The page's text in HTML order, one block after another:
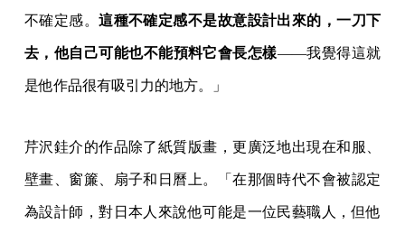
不確定感。這種不確定感不是故意設計出來的，一刀下
去，他自己可能也不能預料它會長怎樣——我覺得這就
是他作品很有吸引力的地方。」
芹沢銈介的作品除了紙質版畫，更廣泛地出現在和服、
壁畫、窗簾、扇子和日曆上。「在那個時代不會被認定
為設計師，對日本人來說他可能是一位民藝職人，但他